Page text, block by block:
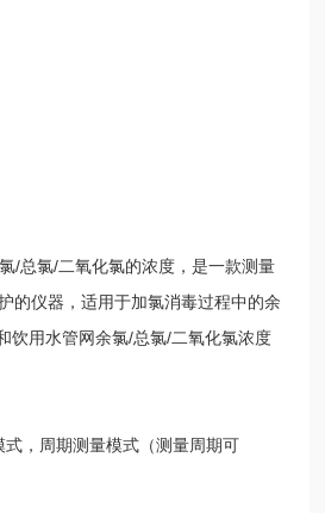
/总氯/二氧化氯的浓度，是一款测量
的仪器，适用于加氯消毒过程中的余
饮用水管网余氯/总氯/二氧化氯浓度
，周期测量模式（测量周期可